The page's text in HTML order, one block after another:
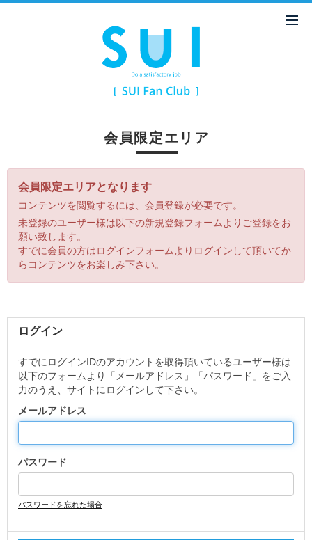
会員限定エリア
会員限定エリアとなります
コンテンツを閲覧するには、会員登録が必要です。
未登録のユーザー様は以下の新規登録フォームよりご登録をお
願い致します。
すでに会員の方はログインフォームよりログインして頂いてか
らコンテンツをお楽しみ下さい。
ログイン
すでにログインIDのアカウントを取得頂いているユーザー様は
以下のフォームより「メールアドレス」「パスワード」をご入
力のうえ、サイトにログインして下さい。
メールアドレス
パスワード
パスワードを忘れた場合